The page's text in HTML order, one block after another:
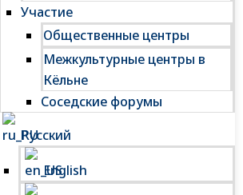
Участие
Общественные центры
Межкультурные центры в
Кёльне
Соседские форумы
Русский
English